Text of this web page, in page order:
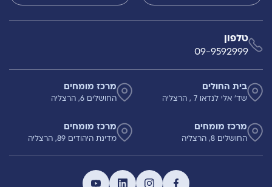
טלפון
09-9592999
בית החולים
שד' אלי לנדאו 7 , הרצליה
מרכז מומחים
החושלים 6, הרצליה
מרכז מומחים
החושלים 8, הרצליה
מרכז מומחים
מדינת היהודים 89, הרצליה